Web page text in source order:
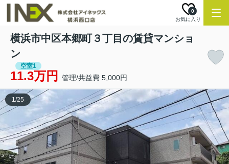
お気に入り
0
横浜市中区本郷町３丁目の賃貸マンショ
ン
空室1
11.3万円 管理/共益費 5,000円
1/25